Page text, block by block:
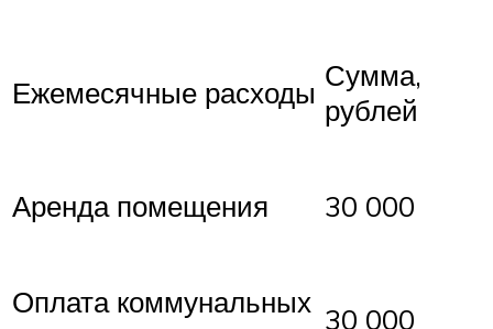
Ежемесячные расходы Сумма,
рублей
Аренда помещения 30 000
Оплата коммунальных 30 000